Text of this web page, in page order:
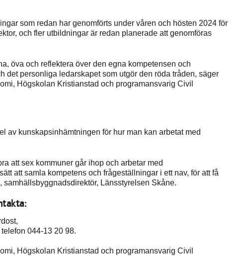
som redan har genomförts under våren och hösten 2024 för
och fler utbildningar är redan planerade att genomföras
öva och reflektera över den egna kompetensen och
det personliga ledarskapet som utgör den röda tråden, säger
Högskolan Kristianstad och programansvarig Civil
av kunskapsinhämtningen för hur man kan arbetat med
att sex kommuner går ihop och arbetar med
att samla kompetens och frågeställningar i ett nav, för att få
Länsstyrelsen Skåne.
044-13 20 98.
Högskolan Kristianstad och programansvarig Civil